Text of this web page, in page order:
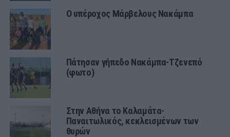
Ο υπέροχος Μάρβελους Νακάμπα
Πάτησαν γήπεδο Νακάμπα-Τζενεπό
(φωτο)
Στην Αθήνα το Καλαμάτα-
Παναιτωλικός, κεκλεισμένων των
θυρών